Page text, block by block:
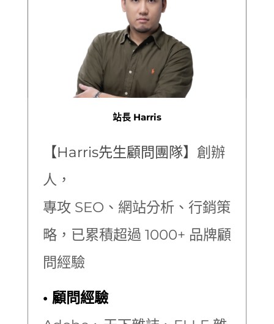
站長 Harris
【Harris先生顧問團隊】 創辦
人，
專攻 SEO、網站分析、行銷策
略，已累積超過 1000+ 品牌顧
問經驗
• 顧問經驗